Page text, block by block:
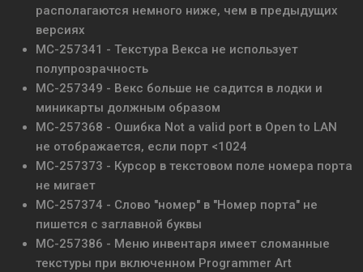
располагаются немного ниже, чем в предыдущих
версиях
MC-257341 - Текстура Векса не использует
полупрозрачность
MC-257349 - Векс больше не садится в лодки и
миникарты должным образом
MC-257368 - Ошибка Not a valid port в Open to LAN
не отображается, если порт <1024
MC-257373 - Курсор в текстовом поле номера порта
не мигает
MC-257374 - Слово "номер" в "Номер порта" не
пишется с заглавной буквы
MC-257386 - Меню инвентаря имеет сломанные
текстуры при включенном Programmer Art